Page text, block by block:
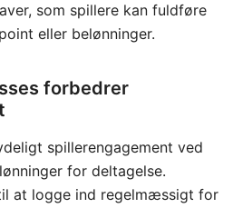
som spillere kan fuldføre
eller belønninger.
forbedrer
spillerengagement ved
for deltagelse.
at logge ind regelmæssigt for